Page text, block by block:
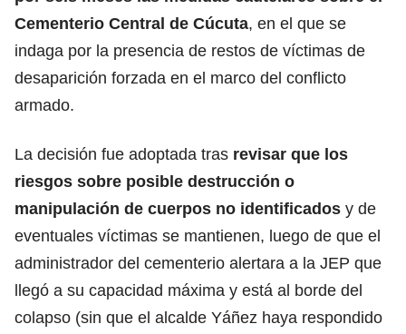
Cementerio Central de Cúcuta, en el que se
indaga por la presencia de restos de víctimas de
desaparición forzada en el marco del conflicto
armado.
La decisión fue adoptada tras revisar que los
riesgos sobre posible destrucción o
manipulación de cuerpos no identificados y de
eventuales víctimas se mantienen, luego de que el
administrador del cementerio alertara a la JEP que
llegó a su capacidad máxima y está al borde del
colapso (sin que el alcalde Yáñez haya respondido